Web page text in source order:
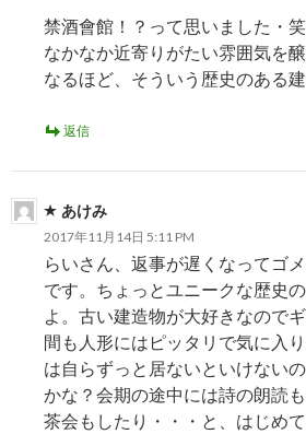
禁酒會館！？って思いました・笑
なかなか近寄りがたい雰囲気を
なるほど、そういう歴史のある
返信
あけみ
2017年11月14日 5:11 PM
らいさん、返事が遅くなってゴ
です。ちょっとユニークな歴史
よ。古い建造物が大好きなので
間も人形にはピッタリで気に入
は自らずっと居ないといけない
かな？会期の途中には詩の朗読
茶会もしたり・・・と、はじめ